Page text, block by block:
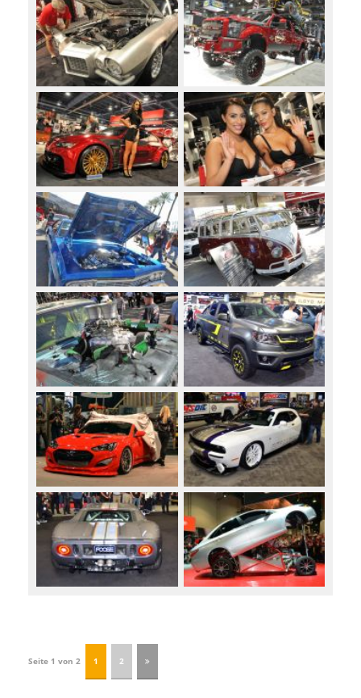
Seite 1 von 2 1 2